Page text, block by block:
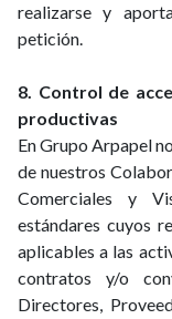
realizarse y
petición.
8. Control de
productivas
En Grupo Arpapel
de nuestros
Comerciales y
estándares cuyos
aplicables a las
contratos y/o
Directores,